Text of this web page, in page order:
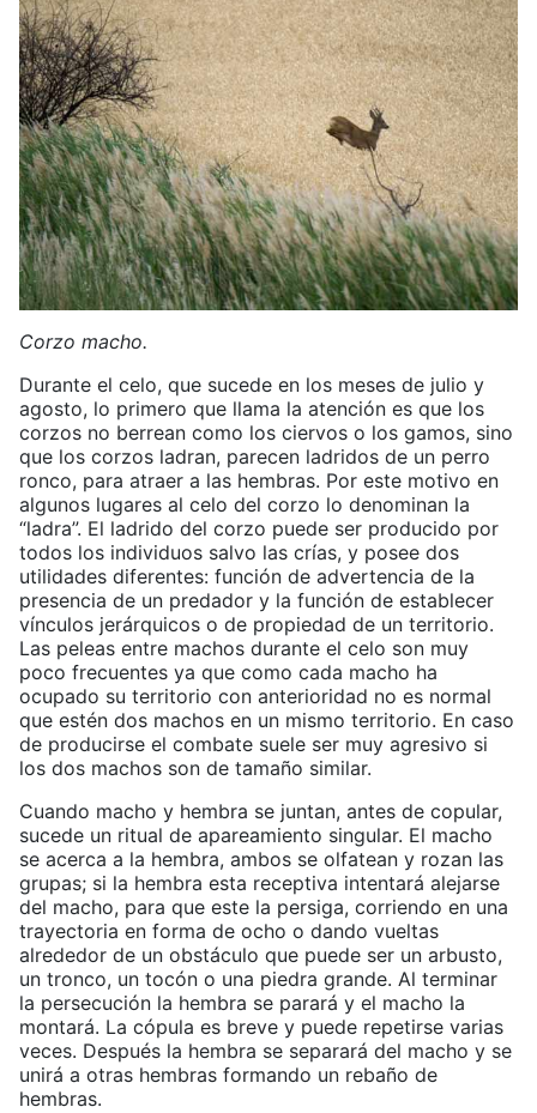
Corzo macho.
Durante el celo, que sucede en los meses de julio y
agosto, lo primero que llama la atención es que los
corzos no berrean como los ciervos o los gamos, sino
que los corzos ladran, parecen ladridos de un perro
ronco, para atraer a las hembras. Por este motivo en
algunos lugares al celo del corzo lo denominan la
“ladra”. El ladrido del corzo puede ser producido por
todos los individuos salvo las crías, y posee dos
utilidades diferentes: función de advertencia de la
presencia de un predador y la función de establecer
vínculos jerárquicos o de propiedad de un territorio.
Las peleas entre machos durante el celo son muy
poco frecuentes ya que como cada macho ha
ocupado su territorio con anterioridad no es normal
que estén dos machos en un mismo territorio. En caso
de producirse el combate suele ser muy agresivo si
los dos machos son de tamaño similar.
Cuando macho y hembra se juntan, antes de copular,
sucede un ritual de apareamiento singular. El macho
se acerca a la hembra, ambos se olfatean y rozan las
grupas; si la hembra esta receptiva intentará alejarse
del macho, para que este la persiga, corriendo en una
trayectoria en forma de ocho o dando vueltas
alrededor de un obstáculo que puede ser un arbusto,
un tronco, un tocón o una piedra grande. Al terminar
la persecución la hembra se parará y el macho la
montará. La cópula es breve y puede repetirse varias
veces. Después la hembra se separará del macho y se
unirá a otras hembras formando un rebaño de
hembras.